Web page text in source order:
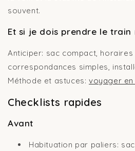
souvent.
Et si je dois prendre le train
Anticiper: sac compact, horaires
correspondances simples,
Méthode et astuces:voyager en
Checklists rapides
Avant
Habituation par paliers: